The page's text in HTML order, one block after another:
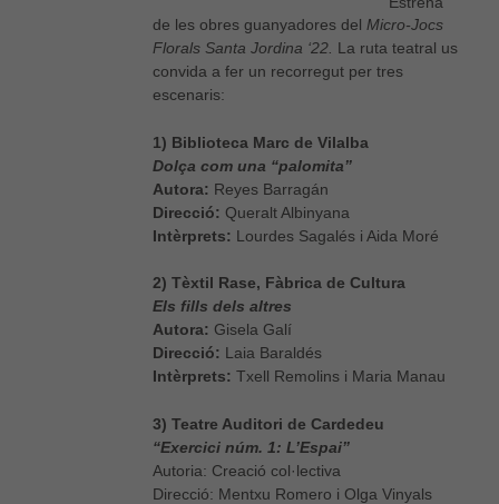
de les obres guanyadores del Micro-Jocs
Florals Santa Jordina ‘22. La ruta teatral us
convida a fer un recorregut per tres
escenaris:
1) Biblioteca Marc de Vilalba
Dolça com una “palomita”
Autora: Reyes Barragán
Direcció: Queralt Albinyana
Intèrprets: Lourdes Sagalés i Aida Moré
2) Tèxtil Rase, Fàbrica de Cultura
Els fills dels altres
Autora: Gisela Galí
Direcció: Laia Baraldés
Intèrprets: Txell Remolins i Maria Manau
3) Teatre Auditori de Cardedeu
“Exercici núm. 1: L’Espai”
Autoria: Creació col·lectiva
Direcció: Mentxu Romero i Olga Vinyals